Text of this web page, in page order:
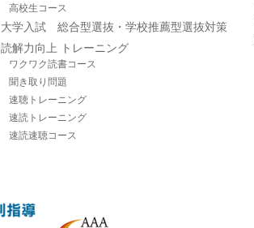
高校生コース
大学入試 総合型選抜・学校推薦型選抜対策
読解力向上 トレーニング
ワクワク読書コース
聞き取り問題
速聴トレーニング
速読トレーニング
速読速聴コース